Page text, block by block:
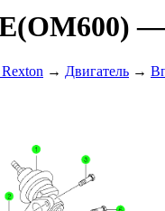
—
→ Двигатель →